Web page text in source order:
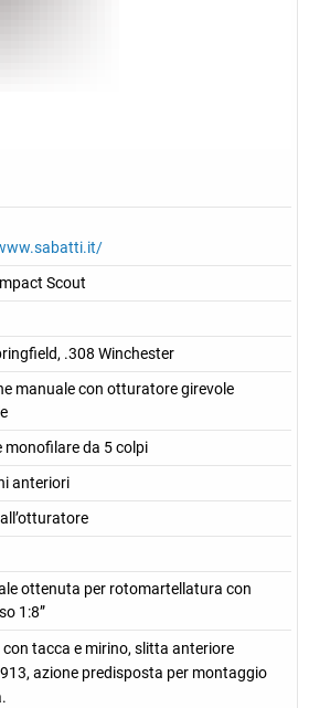
Scout
.308 Winchester
manuale con otturatore girevole
monofilare da 5 colpi
anteriori
ottenuta per rotomartellatura con
1:8”
tacca e mirino, slitta anteriore
azione predisposta per montaggio